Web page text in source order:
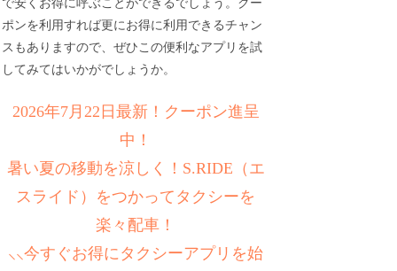
で安くお得に呼ぶことができるでしょう。クー
ポンを利用すれば更にお得に利用できるチャン
スもありますので、ぜひこの便利なアプリを試
してみてはいかがでしょうか。
2026年7月22日最新！クーポン進呈
中！
暑い夏の移動を涼しく！S.RIDE（エ
スライド）をつかってタクシーを
楽々配車！
⸜⸜今すぐお得にタクシーアプリを始